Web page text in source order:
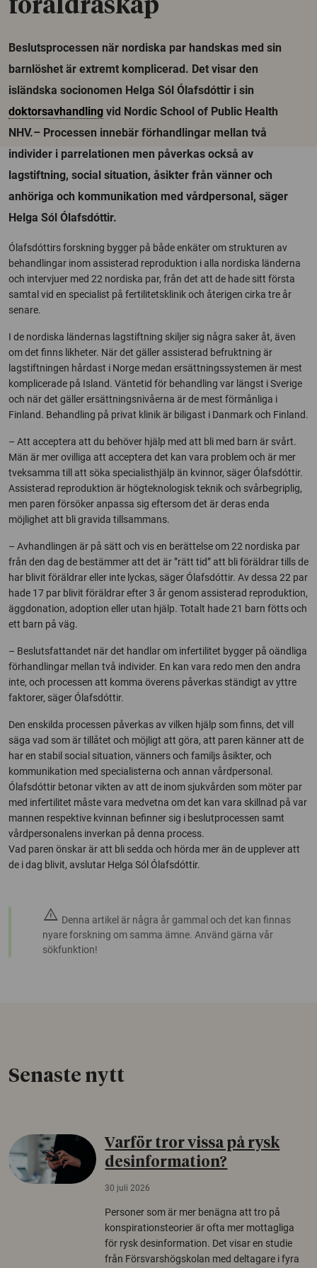
föräldraskap
Beslutsprocessen när nordiska par handskas med sin
barnlöshet är extremt komplicerad. Det visar den
isländska socionomen Helga Sól Ólafsdóttir i sin
doktorsavhandling vid Nordic School of Public Health
NHV.– Processen innebär förhandlingar mellan två
individer i parrelationen men påverkas också av
lagstiftning, social situation, åsikter från vänner och
anhöriga och kommunikation med vårdpersonal, säger
Helga Sól Ólafsdóttir.
Ólafsdóttirs forskning bygger på både enkäter om strukturen av
behandlingar inom assisterad reproduktion i alla nordiska länderna
och intervjuer med 22 nordiska par, från det att de hade sitt första
samtal vid en specialist på fertilitetsklinik och återigen cirka tre år
senare.
I de nordiska ländernas lagstiftning skiljer sig några saker åt, även
om det finns likheter. När det gäller assisterad befruktning är
lagstiftningen hårdast i Norge medan ersättningssystemen är mest
komplicerade på Island. Väntetid för behandling var längst i Sverige
och när det gäller ersättningsnivåerna är de mest förmånliga i
Finland. Behandling på privat klinik är biligast i Danmark och Finland.
– Att acceptera att du behöver hjälp med att bli med barn är svårt.
Män är mer ovilliga att acceptera det kan vara problem och är mer
tveksamma till att söka specialisthjälp än kvinnor, säger Ólafsdóttir.
Assisterad reproduktion är högteknologisk teknik och svårbegriplig,
men paren försöker anpassa sig eftersom det är deras enda
möjlighet att bli gravida tillsammans.
– Avhandlingen är på sätt och vis en berättelse om 22 nordiska par
från den dag de bestämmer att det är ”rätt tid” att bli föräldrar tills de
har blivit föräldrar eller inte lyckas, säger Ólafsdóttir. Av dessa 22 par
hade 17 par blivit föräldrar efter 3 år genom assisterad reproduktion,
äggdonation, adoption eller utan hjälp. Totalt hade 21 barn fötts och
ett barn på väg.
– Beslutsfattandet när det handlar om infertilitet bygger på oändliga
förhandlingar mellan två individer. En kan vara redo men den andra
inte, och processen att komma överens påverkas ständigt av yttre
faktorer, säger Ólafsdóttir.
Den enskilda processen påverkas av vilken hjälp som finns, det vill
säga vad som är tillåtet och möjligt att göra, att paren känner att de
har en stabil social situation, vänners och familjs åsikter, och
kommunikation med specialisterna och annan vårdpersonal.
Ólafsdóttir betonar vikten av att de inom sjukvården som möter par
med infertilitet måste vara medvetna om det kan vara skillnad på var
mannen respektive kvinnan befinner sig i beslutprocessen samt
vårdpersonalens inverkan på denna process.
Vad paren önskar är att bli sedda och hörda mer än de upplever att
de i dag blivit, avslutar Helga Sól Ólafsdóttir.
warning Denna artikel är några år gammal och det kan finnas
nyare forskning om samma ämne. Använd gärna vår
sökfunktion!
Senaste nytt
Varför tror vissa på rysk
desinformation?
30 juli 2026
Personer som är mer benägna att tro på
konspirationsteorier är ofta mer mottagliga
för rysk desinformation. Det visar en studie
från Försvarshögskolan med deltagare i fyra